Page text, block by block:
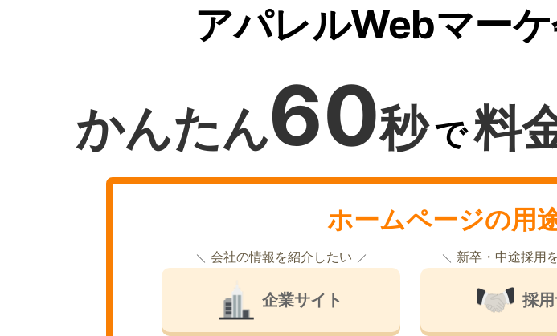
アパレルWebマー
かんたん60秒で料
ホームページの用
会社の情報を紹介したい
企業サイト
新卒・中途採用
採